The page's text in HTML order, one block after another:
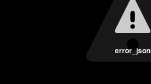
error_json